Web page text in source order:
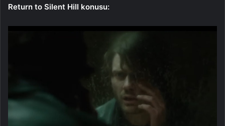
Return to Silent Hill konusu: